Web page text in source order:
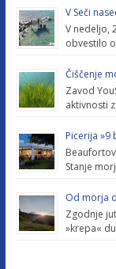
V Seči
V nedeljo,
obvestilo
Čiščenje
Zavod
aktivnosti
Picerija »9
Stanje
Od morja
Zgodnje
»krepa«